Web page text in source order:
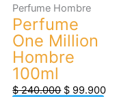
Perfume Hombre
Perfume
One Million
Hombre
100ml
$240.000 $ 99.900